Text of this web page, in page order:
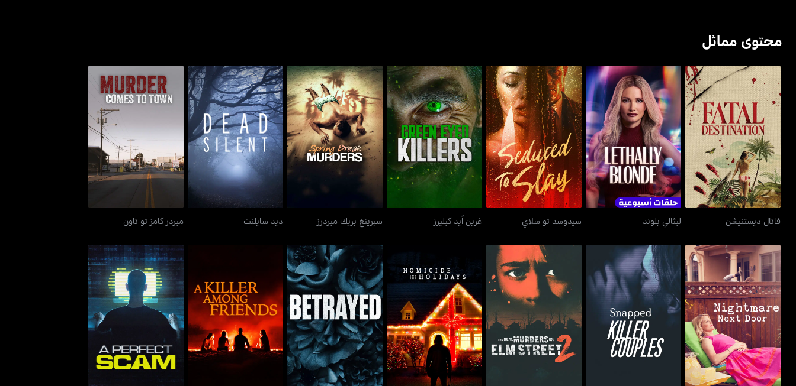
محتوى مماثل
فاتال ديستنيشن
فاتال ديستنيشن
ليثالي بلوند
ليثالي بلوند
سيدوسد تو سلاي
سيدوسد تو سلاي
غرين آيد كيليرز
غرين آيد كيليرز
سبرينغ بريك ميردرز
سبرينغ بريك ميردرز
ديد سايلنت
ديد سايلنت
ميردر كامز تو تاون
ميردر كامز تو تاون
نايتماير نكست دور سنابد: كيلر كوبلز
ذا ريل ميردرز أون إيلم
ستريت
هامسايد فور ذا هوليدايز بترايد أي كيلر أمونغ فريندز إي بيرفكت سكام